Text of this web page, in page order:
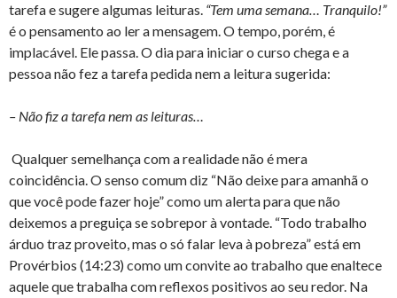
tarefa e sugere algumas leituras. “Tem uma semana… Tranquilo!”
é o pensamento ao ler a mensagem. O tempo, porém, é
implacável. Ele passa. O dia para iniciar o curso chega e a
pessoa não fez a tarefa pedida nem a leitura sugerida:
– Não fiz a tarefa nem as leituras…
Qualquer semelhança com a realidade não é mera
coincidência. O senso comum diz “Não deixe para amanhã o
que você pode fazer hoje” como um alerta para que não
deixemos a preguiça se sobrepor à vontade. “Todo trabalho
árduo traz proveito, mas o só falar leva à pobreza” está em
Provérbios (14:23) como um convite ao trabalho que enaltece
aquele que trabalha com reflexos positivos ao seu redor. Na